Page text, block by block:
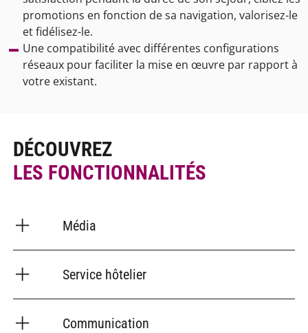
promotions en fonction de sa navigation, valorisez-le
et fidélisez-le.
Une compatibilité avec différentes configurations
réseaux pour faciliter la mise en œuvre par rapport à
votre existant.
DÉCOUVREZ
LES FONCTIONNALITÉS
Média
Service hôtelier
Communication